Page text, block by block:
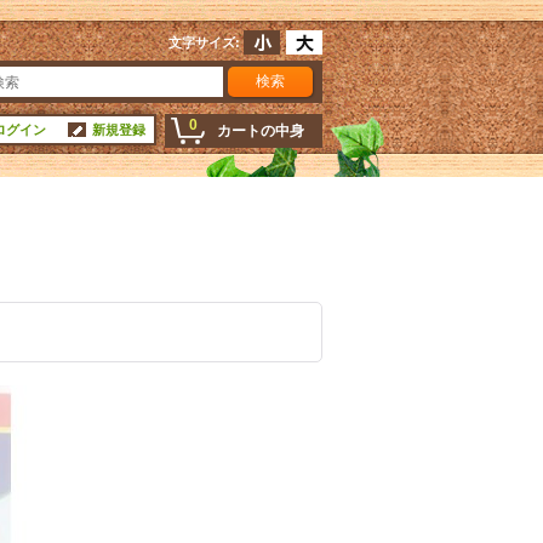
文字サイズ:
0 カートの中身
グイン 新規登録